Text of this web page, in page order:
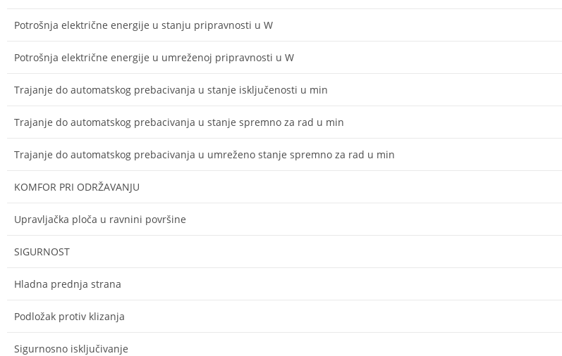
Potrošnja električne energije u stanju pripravnosti u W
Potrošnja električne energije u umreženoj pripravnosti u W
Trajanje do automatskog prebacivanja u stanje isključenosti u min
Trajanje do automatskog prebacivanja u stanje spremno za rad u min
Trajanje do automatskog prebacivanja u umreženo stanje spremno za rad u min
KOMFOR PRI ODRŽAVANJU
Upravljačka ploča u ravnini površine
SIGURNOST
Hladna prednja strana
Podložak protiv klizanja
Sigurnosno isključivanje